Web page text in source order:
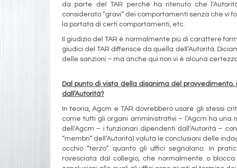
da parte del TAR perché ha ritenuto che
considerato “gravi” dei comportamenti senza che vi
la portata di certi comportamenti, etc.
Il giudizio del TAR è normalmente più di carattere
giudici del TAR differisce da quella dell’Autorità.
delle sanzioni – ma anche qui non vi è alcuna
Dal punto di vista della disanima del
dall’Autorità?
In teoria, Agcm e TAR dovrebbero usare gli stessi
come tutti gli organi amministrativi – l’Agcm ha una
dell’Agcm – i funzionari dipendenti dall’Autorità –
“membri” dell’Autorità) valuta le conclusioni delle
occhio “terzo” quanto gli uffici segnalano. In
rovesciata dal collegio, che normalmente o